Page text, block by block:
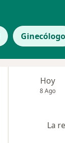
Ginecólogo
Hoy
8 Ago
La